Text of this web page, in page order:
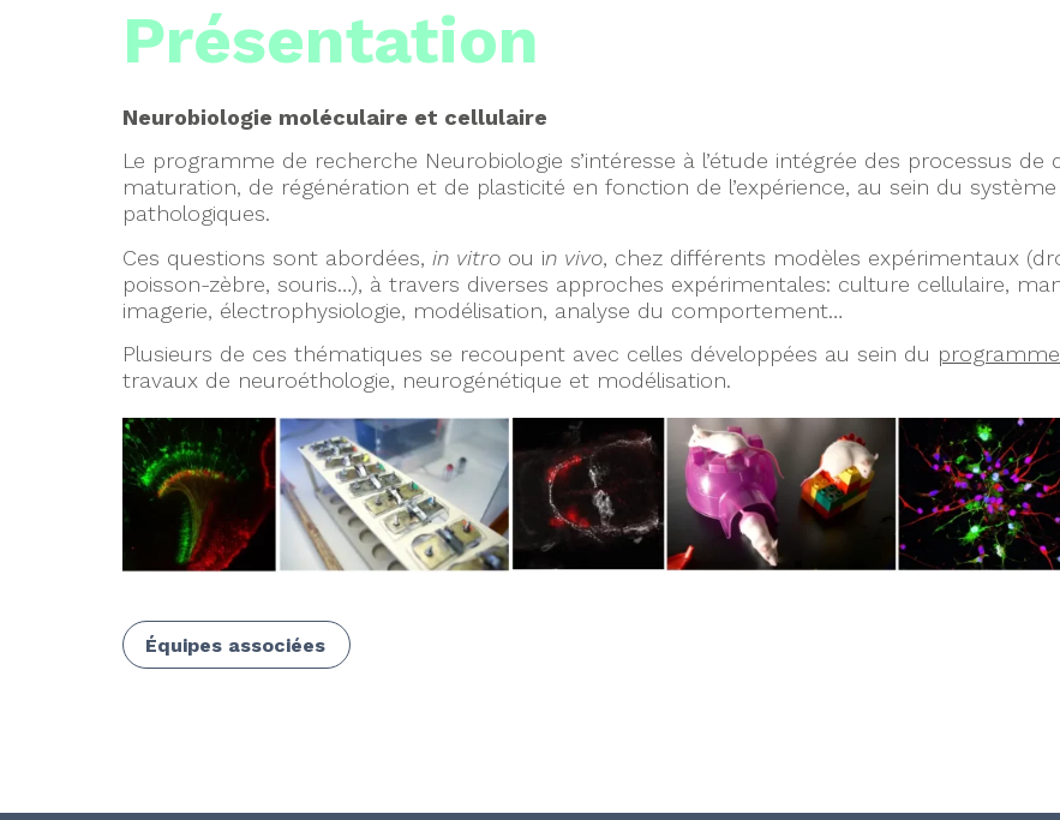
Présentation
Neurobiologie moléculaire et cellulaire
Le programme de recherche Neurobiologie s’intéresse à l’étude intégrée des processus
maturation, de régénération et de plasticité en fonction de l’expérience, au sein du
pathologiques.
Ces questions sont abordées, in vitro ou in vivo, chez différents modèles expérimentaux
poisson-zèbre, souris…), à travers diverses approches expérimentales: culture cellulaire,
imagerie, électrophysiologie, modélisation, analyse du comportement…
Plusieurs de ces thématiques se recoupent avec celles développées au sein du
travaux de neuroéthologie, neurogénétique et modélisation.
Équipes associées